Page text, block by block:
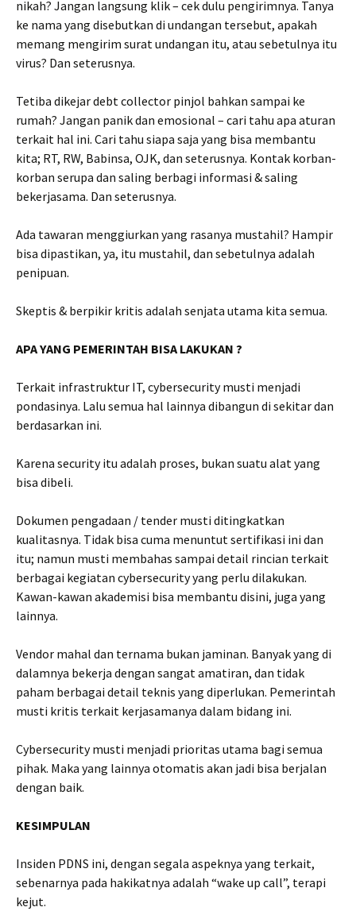
nikah? Jangan langsung klik – cek dulu pengirimnya. Tanya
ke nama yang disebutkan di undangan tersebut, apakah
memang mengirim surat undangan itu, atau sebetulnya itu
virus? Dan seterusnya.
Tetiba dikejar debt collector pinjol bahkan sampai ke
rumah? Jangan panik dan emosional – cari tahu apa aturan
terkait hal ini. Cari tahu siapa saja yang bisa membantu
kita; RT, RW, Babinsa, OJK, dan seterusnya. Kontak korban-
korban serupa dan saling berbagi informasi & saling
bekerjasama. Dan seterusnya.
Ada tawaran menggiurkan yang rasanya mustahil? Hampir
bisa dipastikan, ya, itu mustahil, dan sebetulnya adalah
penipuan.
Skeptis & berpikir kritis adalah senjata utama kita semua.
APA YANG PEMERINTAH BISA LAKUKAN ?
Terkait infrastruktur IT, cybersecurity musti menjadi
pondasinya. Lalu semua hal lainnya dibangun di sekitar dan
berdasarkan ini.
Karena security itu adalah proses, bukan suatu alat yang
bisa dibeli.
Dokumen pengadaan / tender musti ditingkatkan
kualitasnya. Tidak bisa cuma menuntut sertifikasi ini dan
itu; namun musti membahas sampai detail rincian terkait
berbagai kegiatan cybersecurity yang perlu dilakukan.
Kawan-kawan akademisi bisa membantu disini, juga yang
lainnya.
Vendor mahal dan ternama bukan jaminan. Banyak yang di
dalamnya bekerja dengan sangat amatiran, dan tidak
paham berbagai detail teknis yang diperlukan. Pemerintah
musti kritis terkait kerjasamanya dalam bidang ini.
Cybersecurity musti menjadi prioritas utama bagi semua
pihak. Maka yang lainnya otomatis akan jadi bisa berjalan
dengan baik.
KESIMPULAN
Insiden PDNS ini, dengan segala aspeknya yang terkait,
sebenarnya pada hakikatnya adalah “wake up call”, terapi
kejut.